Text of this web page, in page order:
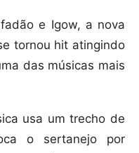
e Igow, a nova
tornou hit atingindo
das músicas mais
usa um trecho de
o sertanejo por